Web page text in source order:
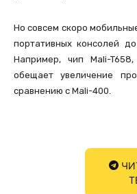
Но совсем скоро
портативных консолей
Например, чип Mali-
обещает увеличение
сравнению с Mali-400.